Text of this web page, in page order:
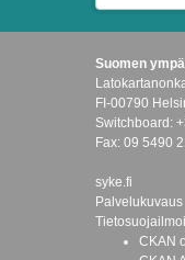
Suomen
FI-00790
Switchboard:
Fax: 09 5490
syke.fi
Palvelukuvaus
CKAN